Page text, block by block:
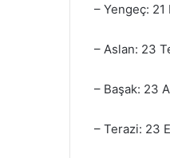
– Yengeç:
– Aslan: 23
– Başak: 23
– Terazi: 23